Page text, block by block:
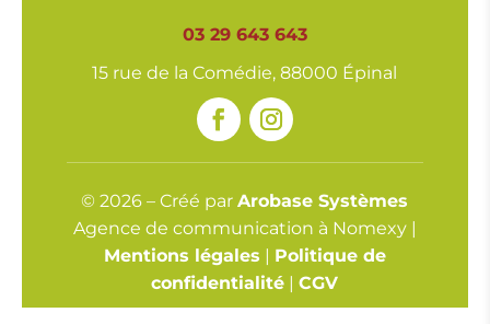
03 29 643 643
15 rue de la Comédie, 88000 Épinal
© 2026 – Créé parArobase Systèmes
Agence de communication à Nomexy |
Mentions légales | Politique de
confidentialité |CGV